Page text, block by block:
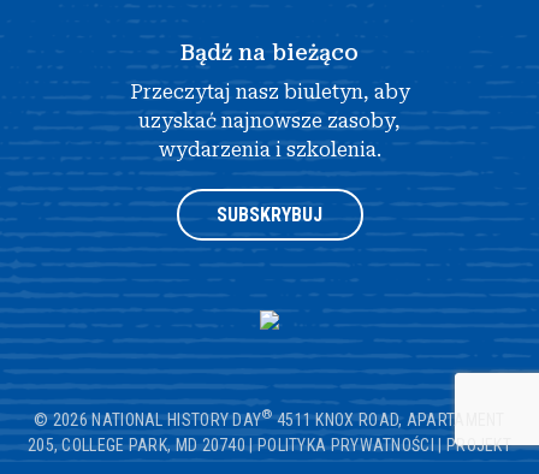
Bądź na bieżąco
Przeczytaj nasz biuletyn, aby
uzyskać najnowsze zasoby,
wydarzenia i szkolenia.
SUBSKRYBUJ
© 2026 NATIONAL HISTORY DAY® 4511 KNOX ROAD, APARTAMENT
205, COLLEGE PARK, MD 20740|POLITYKA PRYWATNOŚCI|PROJEKT